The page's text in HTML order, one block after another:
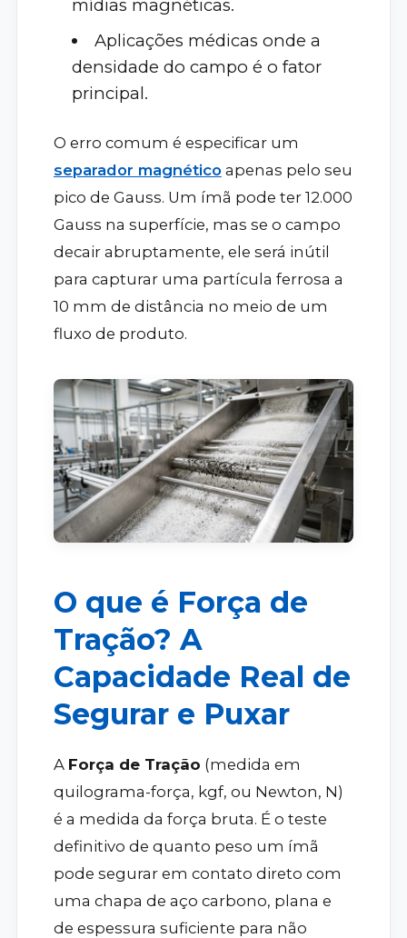
mídias magnéticas.
Aplicações médicas onde a
densidade do campo é o fator
principal.
O erro comum é especificar um
separador magnético apenas pelo seu
pico de Gauss. Um ímã pode ter 12.000
Gauss na superfície, mas se o campo
decair abruptamente, ele será inútil
para capturar uma partícula ferrosa a
10 mm de distância no meio de um
fluxo de produto.
O que é Força de
Tração? A
Capacidade Real de
Segurar e Puxar
A Força de Tração (medida em
quilograma-força, kgf, ou Newton, N)
é a medida da força bruta. É o teste
definitivo de quanto peso um ímã
pode segurar em contato direto com
uma chapa de aço carbono, plana e
de espessura suficiente para não